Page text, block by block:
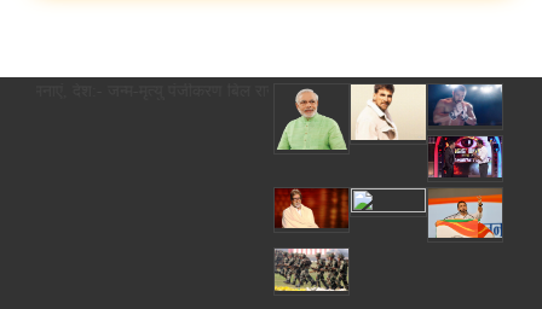
जन्म-मृत्यु पंजीकरण बिल राज्यसभा से पास, 2 साल की देरी पर अब कोर्ट के आदेश से ही